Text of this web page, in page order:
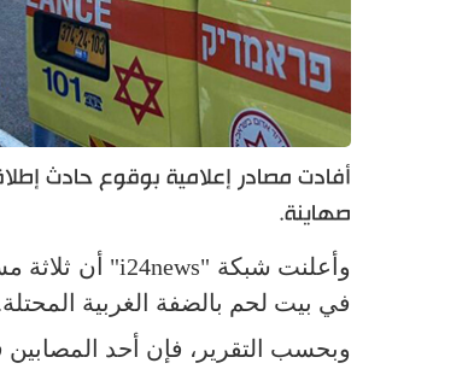
أفادت مصادر إعلامية بوقوع حادث
صهاينة.
وأعلنت شبكة "i24news" أن ثلاثة مستوطنين صهاينة استهدفهم سائق سيارة عابرة في حادث
في بيت لحم بالضفة الغربية
وبحسب التقرير، فإن أحد